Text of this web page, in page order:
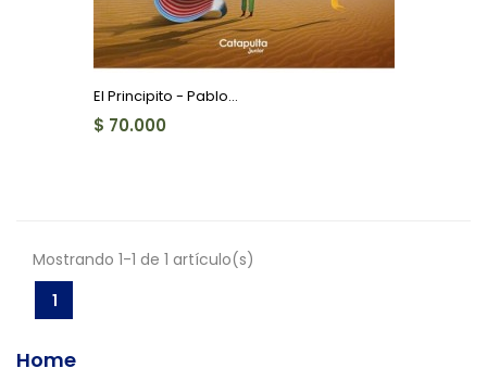
El Principito - Pablo...
$ 70.000
Mostrando 1-1 de 1 artículo(s)
1
Home